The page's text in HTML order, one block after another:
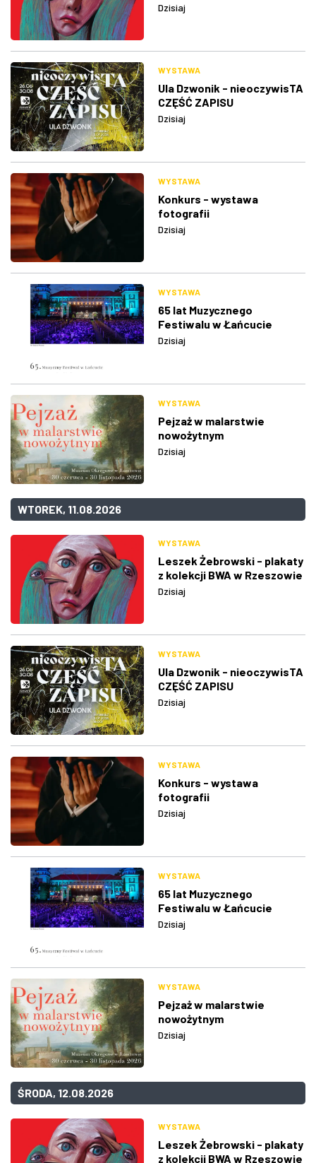
Dzisiaj
WYSTAWA
Ula Dzwonik - nieoczywisTA
CZĘŚĆ ZAPISU
Dzisiaj
WYSTAWA
Konkurs - wystawa
fotografii
Dzisiaj
WYSTAWA
65 lat Muzycznego
Festiwalu w Łańcucie
Dzisiaj
WYSTAWA
Pejzaż w malarstwie
nowożytnym
Dzisiaj
WTOREK, 11.08.2026
WYSTAWA
Leszek Żebrowski - plakaty
z kolekcji BWA w Rzeszowie
Dzisiaj
WYSTAWA
Ula Dzwonik - nieoczywisTA
CZĘŚĆ ZAPISU
Dzisiaj
WYSTAWA
Konkurs - wystawa
fotografii
Dzisiaj
WYSTAWA
65 lat Muzycznego
Festiwalu w Łańcucie
Dzisiaj
WYSTAWA
Pejzaż w malarstwie
nowożytnym
Dzisiaj
ŚRODA, 12.08.2026
WYSTAWA
Leszek Żebrowski - plakaty
z kolekcji BWA w Rzeszowie